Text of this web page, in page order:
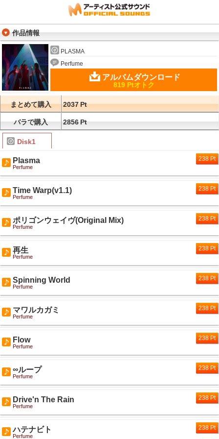
作品情報
PLASMA
Perfume
アルバムダウンロード
819 Ptオトク
まとめて購入 2037Pt
バラで購入 2856Pt
Disk1
Plasma
Perfume
238 Pt
Time Warp(v1.1)
Perfume
238 Pt
ポリゴンウェイヴ(Original Mix)
Perfume
238 Pt
再生
Perfume
238 Pt
Spinning World
Perfume
238 Pt
マワルカガミ
Perfume
238 Pt
Flow
Perfume
238 Pt
∞ループ
Perfume
238 Pt
Drive'n The Rain
Perfume
238 Pt
ハテナビト
Perfume
238 Pt